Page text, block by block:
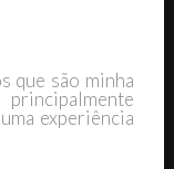
que são minha
experiência